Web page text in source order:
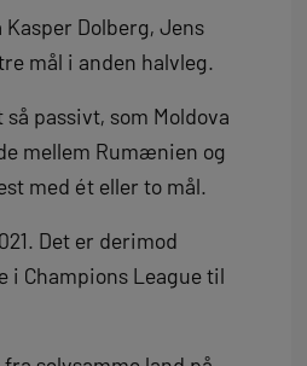
Dolberg, Jens
mål i anden halvleg.
passivt, som Moldova
mellem Rumænien og
med ét eller to mål.
Det er derimod
i Champions League til